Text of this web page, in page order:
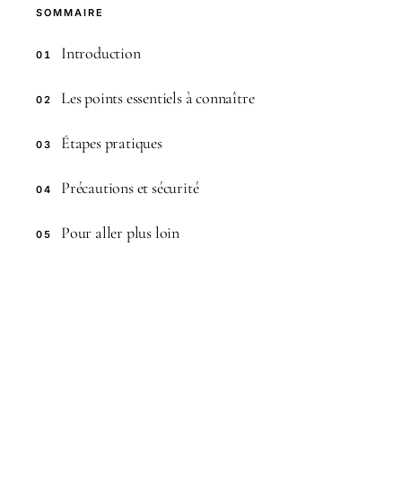
SOMMAIRE
01 Introduction
02 Les points essentiels à connaître
03 Étapes pratiques
04 Précautions et sécurité
05 Pour aller plus loin